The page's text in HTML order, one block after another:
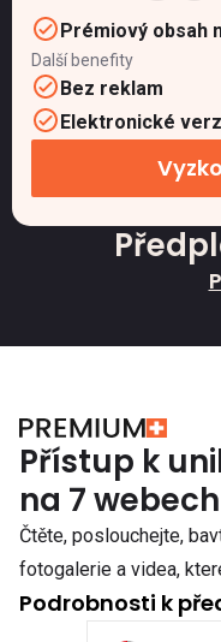
Prémiový obsah
Další benefity
Bez reklam
Elektronické
Přístup k
na 7 webech
Čtěte, poslouchejte,
fotogalerie a videa,
Podrobnosti k